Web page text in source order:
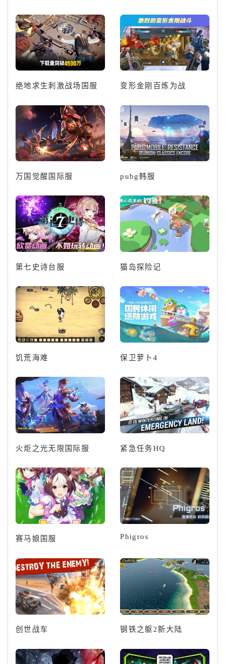
绝地求生刺激战场国服 变形金刚百炼为战
万国觉醒国际服 pubg韩服
第七史诗台服 猫岛探险记
饥荒海难 保卫萝卜4
火炬之光无限国际服 紧急任务HQ
赛马娘国服 Phigros
创世战车 钢铁之躯2新大陆